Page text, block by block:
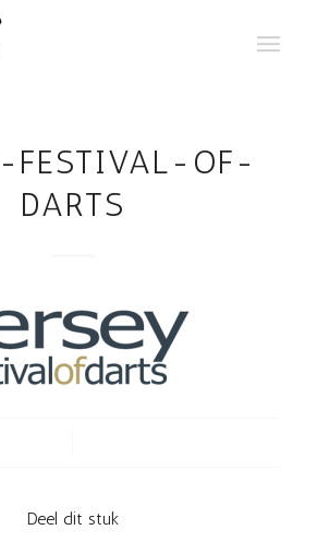
FESTIVAL-OF-
DARTS
Deel dit stuk